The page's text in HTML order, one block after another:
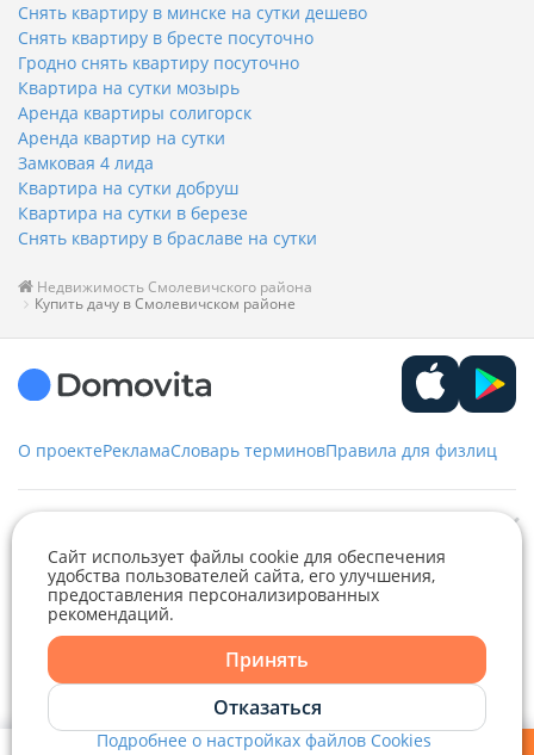
Telegram
Снять квартиру в минске на сутки дешево
Снять квартиру в бресте посуточно
Гродно снять квартиру посуточно
Квартира на сутки мозырь
Аренда квартиры солигорск
Аренда квартир на сутки
Замковая 4 лида
Квартира на сутки добруш
Квартира на сутки в березе
Снять квартиру в браславе на сутки
Недвижимость Смолевичского района
Купить дачу в Смолевичском районе
О проектеРекламаСловарь терминовПравила для физлиц
Служба заботы
+375 29 376-13-70
+375 33 376-13-70
editor@domovita.by
Мы принимаем звонки и отвечаем на письма в будние дни с 9:00 до
Рекламное сотрудничество
+375 29 563-15-61 Кристина Филюта
kb@domovita.by
+375 29 179-11-28 Владислав Гладченко
Контакты
ООО «Аниксмедиа» УНП 191299645, Юридический адрес: 220053, г.
Минск, Старовиленский тракт 87, офис 303
Сайт использует файлы cookie для обеспечения
удобства пользователей сайта, его улучшения,
предоставления персонализированных
рекомендаций.
Принять
Отказаться
Подробнее о настройках файлов Cookies